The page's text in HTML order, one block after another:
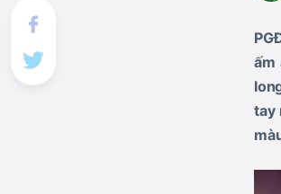
ấm
tay